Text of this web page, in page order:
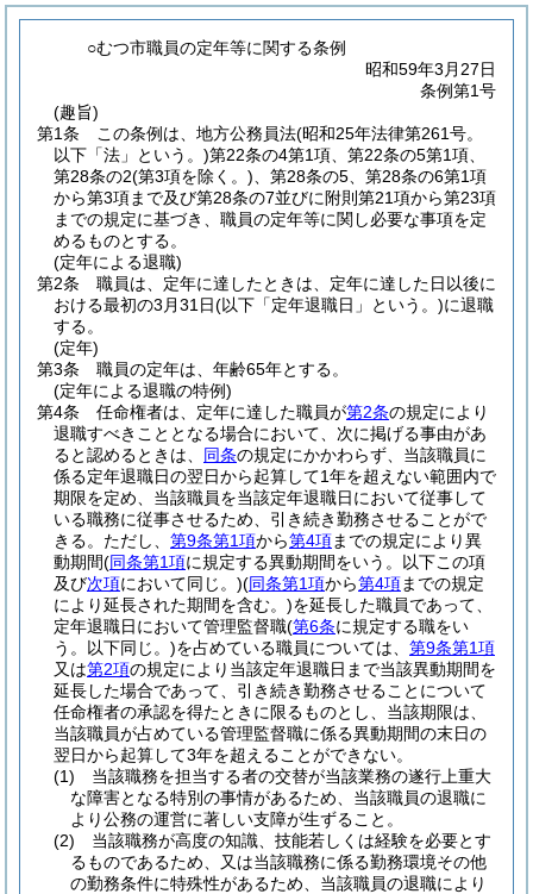
○むつ市職員の定年等に関する条例
昭和59年3月27日
条例第1号
(趣旨)
第1条
この条例は、地方公務員法(昭和25年法律第261号。
以下「法」という。)第22条の4第1項、第22条の5第1項、
第28条の2(第3項を除く。) 、第28条の5、第28条の6第1項
から第3項まで及び第28条の7並びに附則第21項から第23項
までの規定に基づき、職員の定年等に関し必要な事項を定
めるものとする。
(定年による退職)
第2条
職員は、定年に達したときは、定年に達した日以後に
おける最初の3月31日(以下「定年退職日」という。)に退職
する。
(定年)
第3条
職員の定年は、年齢65年とする。
(定年による退職の特例)
第4条
任命権者は、定年に達した職員が第2条の規定により
退職すべきこととなる場合において、次に掲げる事由があ
ると認めるときは、 同条の規定にかかわらず、当該職員に
係る定年退職日の翌日から起算して1年を超えない範囲内で
期限を定め、当該職員を当該定年退職日において従事して
いる職務に従事させるため、引き続き勤務させることがで
きる。 ただし、 第9条第1項から第4項までの規定により異
動期間(同条第1項に規定する異動期間をいう。以下この項
及び次項において同じ。)(同条第1項から第4項までの規定
により延長された期間を含む。)を延長した職員であって、
定年退職日において管理監督職(第6条に規定する職をい
う。以下同じ。)を占めている職員については、 第9条第1項
又は第2項の規定により当該定年退職日まで当該異動期間を
延長した場合であって、引き続き勤務させることについて
任命権者の承認を得たときに限るものとし、当該期限は、
当該職員が占めている管理監督職に係る異動期間の末日の
翌日から起算して3年を超えることができない。
(1)
当該職務を担当する者の交替が当該業務の遂行上重大
な障害となる特別の事情があるため、当該職員の退職に
より公務の運営に著しい支障が生ずること。
(2)
当該職務が高度の知識、技能若しくは経験を必要とす
るものであるため、又は当該職務に係る勤務環境その他
の勤務条件に特殊性があるため、当該職員の退職により